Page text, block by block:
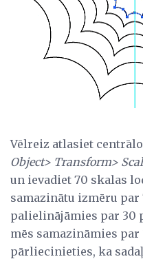
Vēlreiz atlasiet
Object> Transform>
un ievadiet 70 skalas
samazinātu izmēru par
palielinājāmies par 30
mēs samazināmies
pārliecinieties, ka